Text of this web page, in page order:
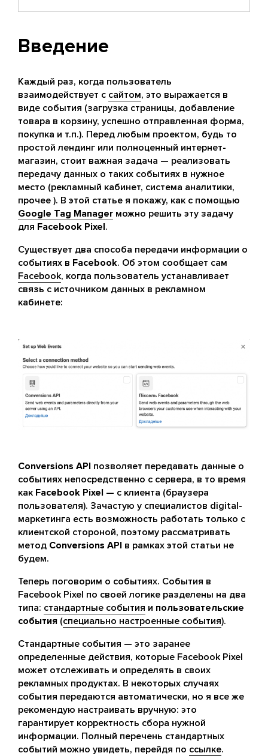
Введение
Каждый раз, когда пользователь
взаимодействует с сайтом, это выражается в
виде события (загрузка страницы, добавление
товара в корзину, успешно отправленная форма,
покупка и т.п.). Перед любым проектом, будь то
простой лендинг или полноценный интернет-
магазин, стоит важная задача — реализовать
передачу данных о таких событиях в нужное
место (рекламный кабинет, система аналитики,
прочее ). В этой статье я покажу, как с помощью
Google Tag Manager можно решить эту задачу
для Facebook Pixel.
Существует два способа передачи информации о
событиях в Facebook. Об этом сообщает сам
Facebook, когда пользователь устанавливает
связь с источником данных в рекламном
кабинете:
Conversions API позволяет передавать данные о
событиях непосредственно с сервера, в то время
как Facebook Pixel — с клиента (браузера
пользователя). Зачастую у специалистов digital-
маркетинга есть возможность работать только с
клиентской стороной, поэтому рассматривать
метод Conversions API в рамках этой статьи не
будем.
Теперь поговорим о событиях. События в
Facebook Pixel по своей логике разделены на два
типа: стандартные события и пользовательские
события (специально настроенные события).
Стандартные события — это заранее
определенные действия, которые Facebook Pixel
может отслеживать и определять в своих
рекламных продуктах. В некоторых случаях
события передаются автоматически, но я все же
рекомендую настраивать вручную: это
гарантирует корректность сбора нужной
информации. Полный перечень стандартных
событий можно увидеть, перейдя по ссылке.